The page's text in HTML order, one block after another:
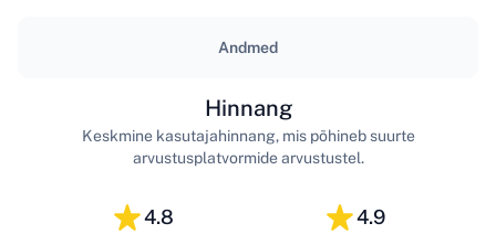
Andmed
4.8
Hinnang
Keskmine kasutajahinnang, mis põhineb suurte
arvustusplatvormide arvustustel.
4.9